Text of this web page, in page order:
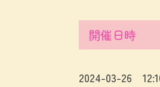
開催日時
2024-03-26